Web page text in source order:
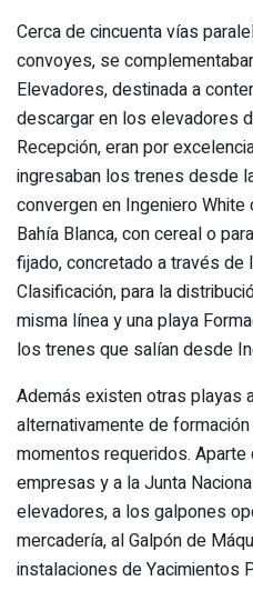
Cerca de cincuenta vías
convoyes, se
Elevadores, destinada a
descargar en los elevadores
Recepción, eran por
ingresaban los trenes desde
convergen en Ingeniero
Bahía Blanca, con cereal o
fijado, concretado a través de
Clasificación, para la
misma línea y una playa
los trenes que salían desde
Además existen otras playas
alternativamente de
momentos requeridos.
empresas y a la Junta
elevadores, a los galpones
mercadería, al Galpón de
instalaciones de Yacimientos